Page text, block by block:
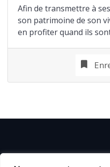
Afin de transmettre à
son patrimoine de son
en profiter quand ils